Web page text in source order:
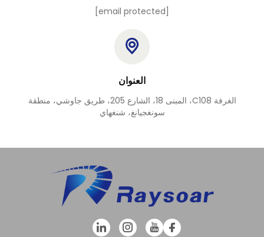
العنوان
الغرفة C108، المبنى 18، الشارع 205، طريق جاوشي، منطقة
سونغجيانغ، شنغهاي